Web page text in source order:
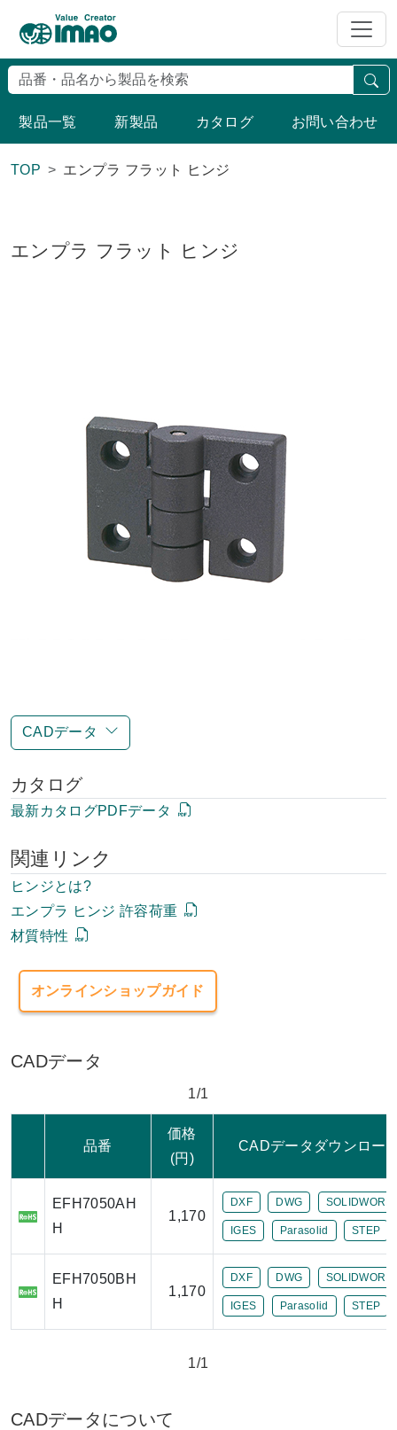
製品一覧 新製品 カタログ お問い合わせ
TOP エンプラ フラット ヒンジ
エンプラ フラット ヒンジ
CADデータ
カタログ
最新カタログPDFデータ
関連リンク
ヒンジとは?
エンプラ ヒンジ 許容荷重
材質特性
オンラインショップガイド
CADデータ
1/1
品番
価格
(円)
CADデータダウンロー
EFH7050AH
H
1,170
DXF DWG
IGES Parasolid STEP
EFH7050BH
H
1,170
DXF DWG
IGES Parasolid STEP
1/1
CADデータについて